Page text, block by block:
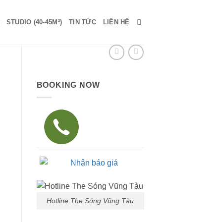
STUDIO (40-45M²) TIN TỨC LIÊN HỆ
BOOKING NOW
Hotline The Sóng Vũng Tàu